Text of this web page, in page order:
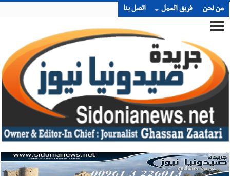
من نحن فريق العمل اتصل بنا